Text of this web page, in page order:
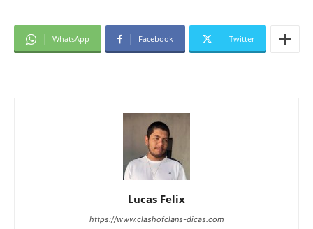
WhatsApp Facebook Twitter
Lucas Felix
https://www.clashofclans-dicas.com